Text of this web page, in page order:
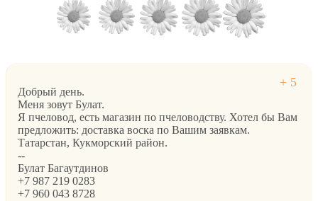
Добрый день.
Меня зовут Булат.
Я пчеловод, есть магазин по пчеловодству. Хотел бы Вам
предложить: доставка воска по Вашим заявкам.
Татарстан, Кукморский район.
--
Булат Багаутдинов
+7 987 219 0283
+7 960 043 8728